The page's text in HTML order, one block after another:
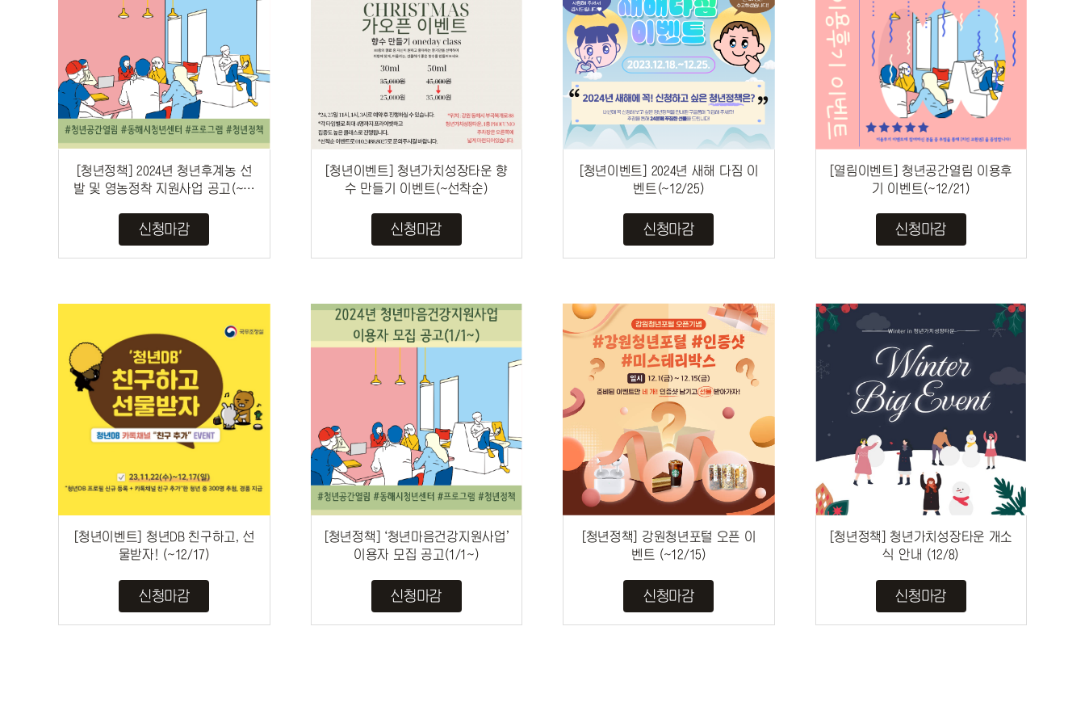
[청년정책] 2024년 청년후계농 선
발 및 영농정착 지원사업 공고(~1/
신청마감
[청년이벤트] 청년가치성장타운 향
수 만들기 이벤트(~선착순)
신청마감
[청년이벤트] 2024년 새해 다짐 이
벤트(~12/25)
신청마감
[열림이벤트] 청년공간열림 이용후
기 이벤트(~12/21)
신청마감
[청년이벤트] 청년DB 친구하고, 선
물받자! (~12/17)
신청마감
[청년정책] ‘청년마음건강지원사업’
이용자 모집 공고(1/1~)
신청마감
[청년정책] 강원청년포털 오픈 이
벤트 (~12/15)
신청마감
[청년정책] 청년가치성장타운 개소
식 안내 (12/8)
신청마감